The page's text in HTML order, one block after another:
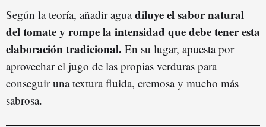
Según la teoría, añadir aguadiluye el sabor natural
del tomate y rompe la intensidad que debe tener esta
elaboración tradicional. En su lugar, apuesta por
aprovechar el jugo de las propias verduras para
conseguir una textura fluida, cremosa y mucho más
sabrosa.